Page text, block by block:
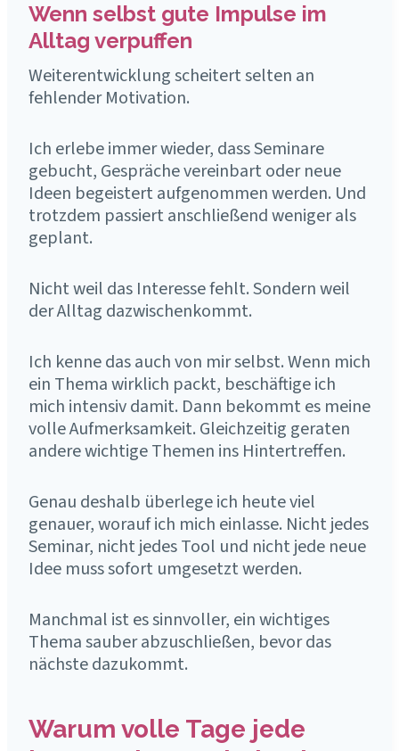
Wenn selbst gute Impulse im
Alltag verpuffen
Weiterentwicklung scheitert selten an
fehlender Motivation.
Ich erlebe immer wieder, dass Seminare
gebucht, Gespräche vereinbart oder neue
Ideen begeistert aufgenommen werden. Und
trotzdem passiert anschließend weniger als
geplant.
Nicht weil das Interesse fehlt. Sondern weil
der Alltag dazwischenkommt.
Ich kenne das auch von mir selbst. Wenn mich
ein Thema wirklich packt, beschäftige ich
mich intensiv damit. Dann bekommt es meine
volle Aufmerksamkeit. Gleichzeitig geraten
andere wichtige Themen ins Hintertreffen.
Genau deshalb überlege ich heute viel
genauer, worauf ich mich einlasse. Nicht jedes
Seminar, nicht jedes Tool und nicht jede neue
Idee muss sofort umgesetzt werden.
Manchmal ist es sinnvoller, ein wichtiges
Thema sauber abzuschließen, bevor das
nächste dazukommt.
Warum volle Tage jede